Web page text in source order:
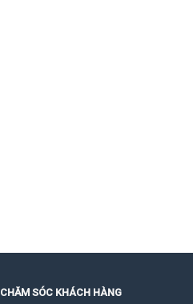
CHĂM SÓC KHÁCH HÀNG